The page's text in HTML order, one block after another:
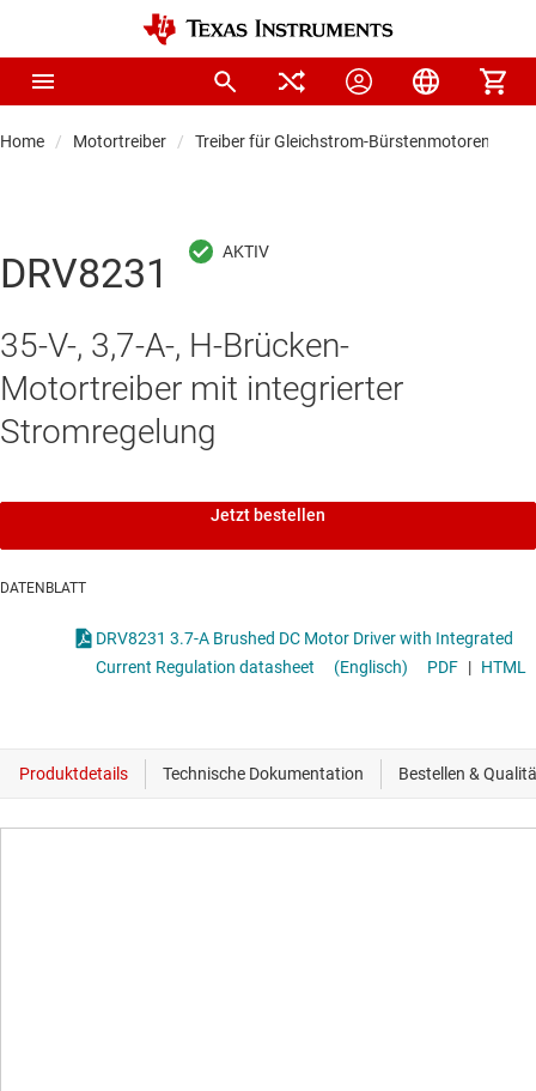
Home Motortreiber Treiber für Gleichstrom-Bürstenmotoren
DRV8231
35-V-, 3,7-A-, H-Brücken-
Motortreiber mit integrierter
Stromregelung
Jetzt bestellen
DATENBLATT
DRV8231 3.7-A Brushed DC Motor Driver with Integrated
Current Regulation datasheet
(Englisch) PDF | HTML